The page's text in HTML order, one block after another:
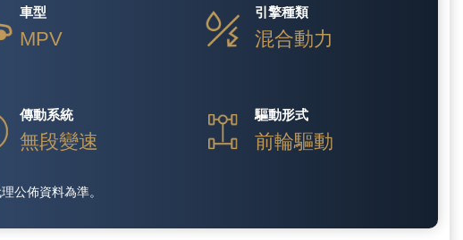
車型
MPV
引擎種類
混合動力
傳動系統
無段變速
驅動形式
前輪驅動
公佈資料為準。